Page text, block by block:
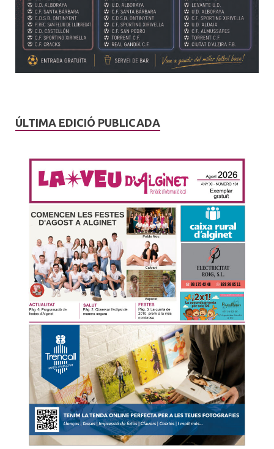
ÚLTIMA EDICIÓ PUBLICADA